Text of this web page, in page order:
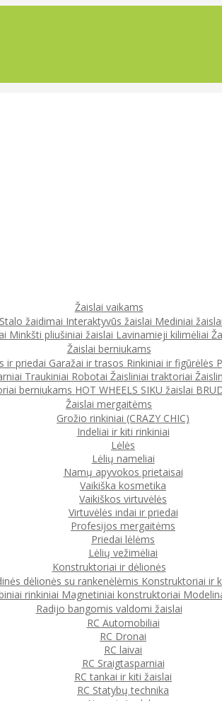
Žaislai vaikams
Stalo žaidimai Interaktyvūs žaislai Mediniai žaislai
Minkšti pliušiniai žaislai Lavinamieji kilimėliai
Žaislai berniukams
ir priedai Garažai ir trasos Rinkiniai ir figūrėlės
Traukiniai Robotai Žaisliniai traktoriai
berniukams HOT WHEELS SIKU žaislai
Žaislai mergaitėms
Grožio rinkiniai (CRAZY CHIC)
Indeliai ir kiti rinkiniai
Lėlės
Lėlių nameliai
Namų apyvokos prietaisai
Vaikiška kosmetika
Vaikiškos virtuvėlės
Virtuvėlės indai ir priedai
Profesijos mergaitėms
Priedai lėlėms
Lėlių vežimėliai
Konstruktoriai ir dėlionės
dėlionės su rankenėlėmis Konstruktoriai ir
rinkiniai Magnetiniai konstruktoriai
Radijo bangomis valdomi žaislai
RC Automobiliai
RC Dronai
RC laivai
RC Sraigtasparniai
RC tankai ir kiti žaislai
RC Statybų technika